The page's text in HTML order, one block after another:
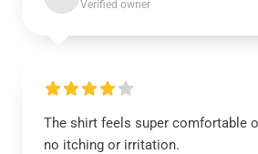
Verified owner
The shirt feels super comfortable
no itching or irritation.